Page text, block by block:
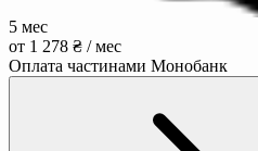
5 мес
от 1 278 ₴ / мес
Оплата частинами Монобанк